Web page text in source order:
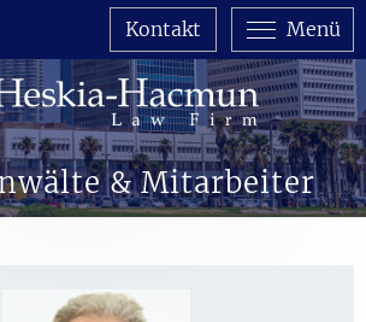
Menü
Kontakt
& Mitarbeiter